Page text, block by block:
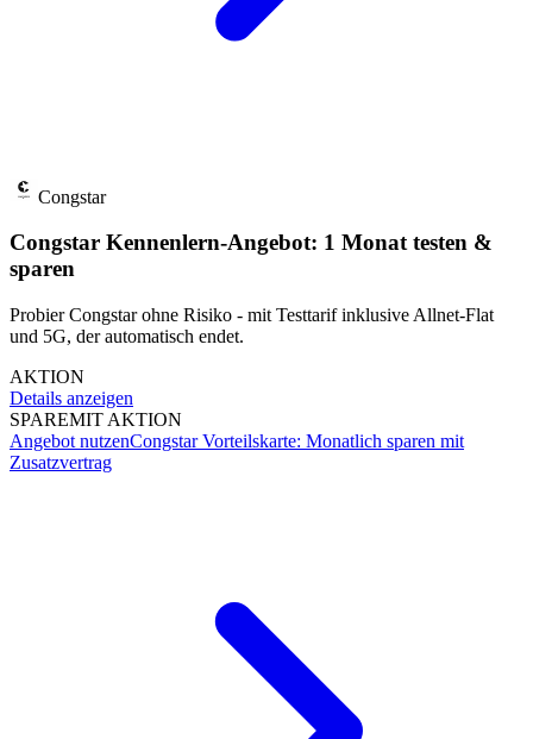
Congstar
Congstar Kennenlern-Angebot: 1 Monat testen &
sparen
Probier Congstar ohne Risiko - mit Testtarif inklusive Allnet-Flat
und 5G, der automatisch endet.
AKTION
Details anzeigen
SPAREMIT AKTION
Angebot nutzenCongstar Vorteilskarte: Monatlich sparen mit
Zusatzvertrag